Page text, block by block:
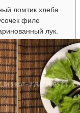
ломтик хлеба
филе
лук.